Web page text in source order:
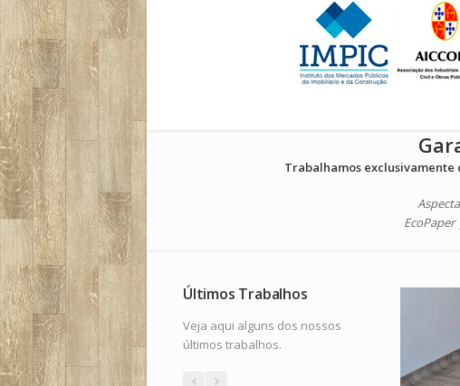
Trabalhamos
EcoPaper
Últimos Trabalhos
Veja aqui alguns dos nossos
últimos trabalhos.